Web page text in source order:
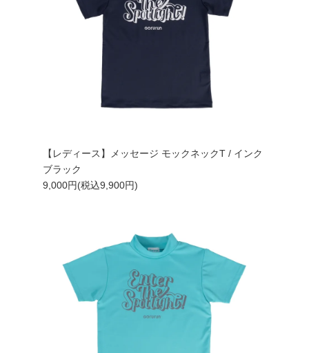
【レディース】メッセージ モックネックT / インク
ブラック
9,000円(税込9,900円)